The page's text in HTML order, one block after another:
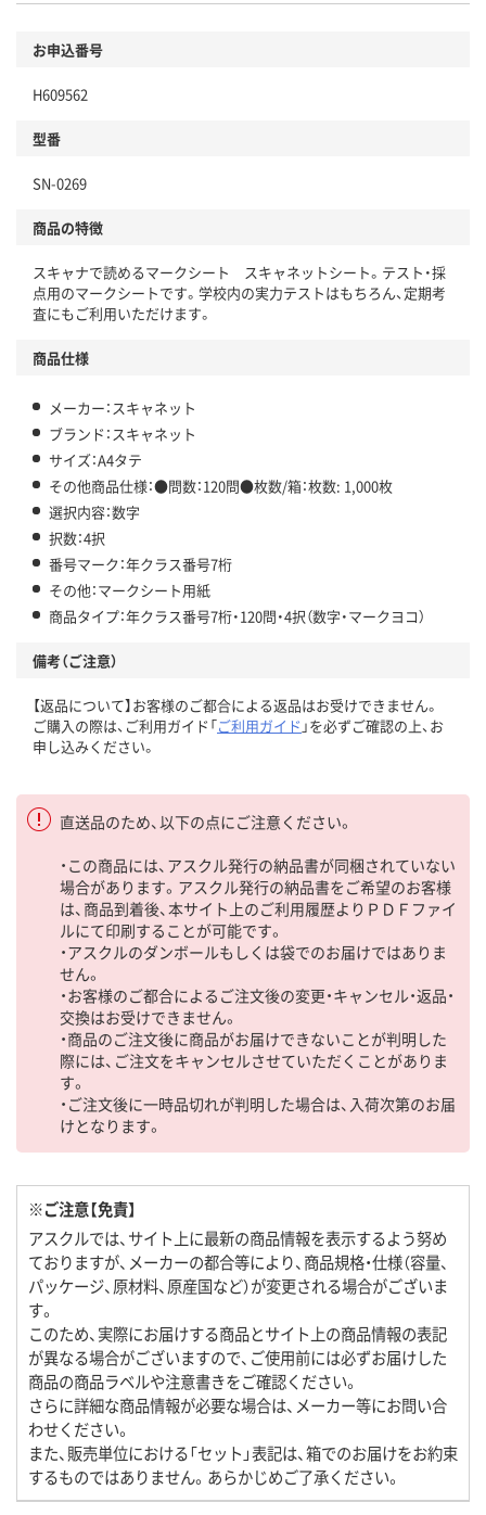
お申込番号
H609562
型番
SN-0269
商品の特徴
スキャナで読めるマークシート スキャネットシート。テスト・採
点用のマークシートです。学校内の実力テストはもちろん、定期考
査にもご利用いただけます。
商品仕様
メーカー：スキャネット
ブランド：スキャネット
サイズ：A4タテ
その他商品仕様：●問数：120問●枚数/箱：枚数: 1,000枚
選択内容：数字
択数：4択
番号マーク：年クラス番号7桁
その他：マークシート用紙
商品タイプ：年クラス番号7桁・120問・4択（数字・マークヨコ）
備考（ご注意）
【返品について】お客様のご都合による返品はお受けできません。
ご購入の際は、ご利用ガイド「ご利用ガイド 」を必ずご確認の上、お
申し込みください。
直送品のため、以下の点にご注意ください。
・この商品には、アスクル発行の納品書が同梱されていない
場合があります。アスクル発行の納品書をご希望のお客様
は、商品到着後、本サイト上のご利用履歴よりＰＤＦファイ
ルにて印刷することが可能です。
・アスクルのダンボールもしくは袋でのお届けではありま
せん。
・お客様のご都合によるご注文後の変更・キャンセル・返品・
交換はお受けできません。
・商品のご注文後に商品がお届けできないことが判明した
際には、ご注文をキャンセルさせていただくことがありま
す。
・ご注文後に一時品切れが判明した場合は、入荷次第のお届
けとなります。
※ご注意【免責】
アスクルでは、サイト上に最新の商品情報を表示するよう努め
ておりますが、メーカーの都合等により、商品規格・仕様（容量、
パッケージ、原材料、原産国など）が変更される場合がございま
す。
このため、実際にお届けする商品とサイト上の商品情報の表記
が異なる場合がございますので、ご使用前には必ずお届けした
商品の商品ラベルや注意書きをご確認ください。
さらに詳細な商品情報が必要な場合は、メーカー等にお問い合
わせください。
また、販売単位における「セット」表記は、箱でのお届けをお約束
するものではありません。あらかじめご了承ください。